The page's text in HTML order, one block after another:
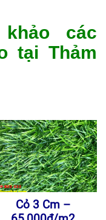
các
tại Thảm
Cỏ 3 Cm –